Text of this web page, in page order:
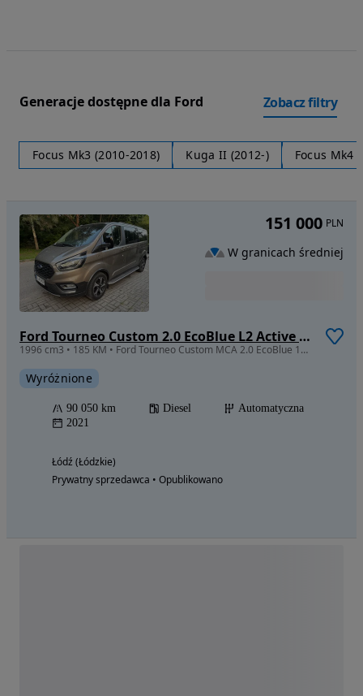
Generacje dostępne dla Ford Zobacz filtry
Focus Mk3 (2010-2018) Kuga II (2012-) Focus Mk4
Ford Tourneo Custom 2.0 EcoBlue L2 Active SelectShift
1996 cm3 • 185 KM • Ford Tourneo Custom MCA 2.0 EcoBlue 185 KM A6 Active Tourneo 320 L2
Wyróżnione
90 050 km Diesel
Automatyczna
2021
Łódź (Łódzkie)
Prywatny sprzedawca • Opublikowano
151 000 PLN
W granicach średniej